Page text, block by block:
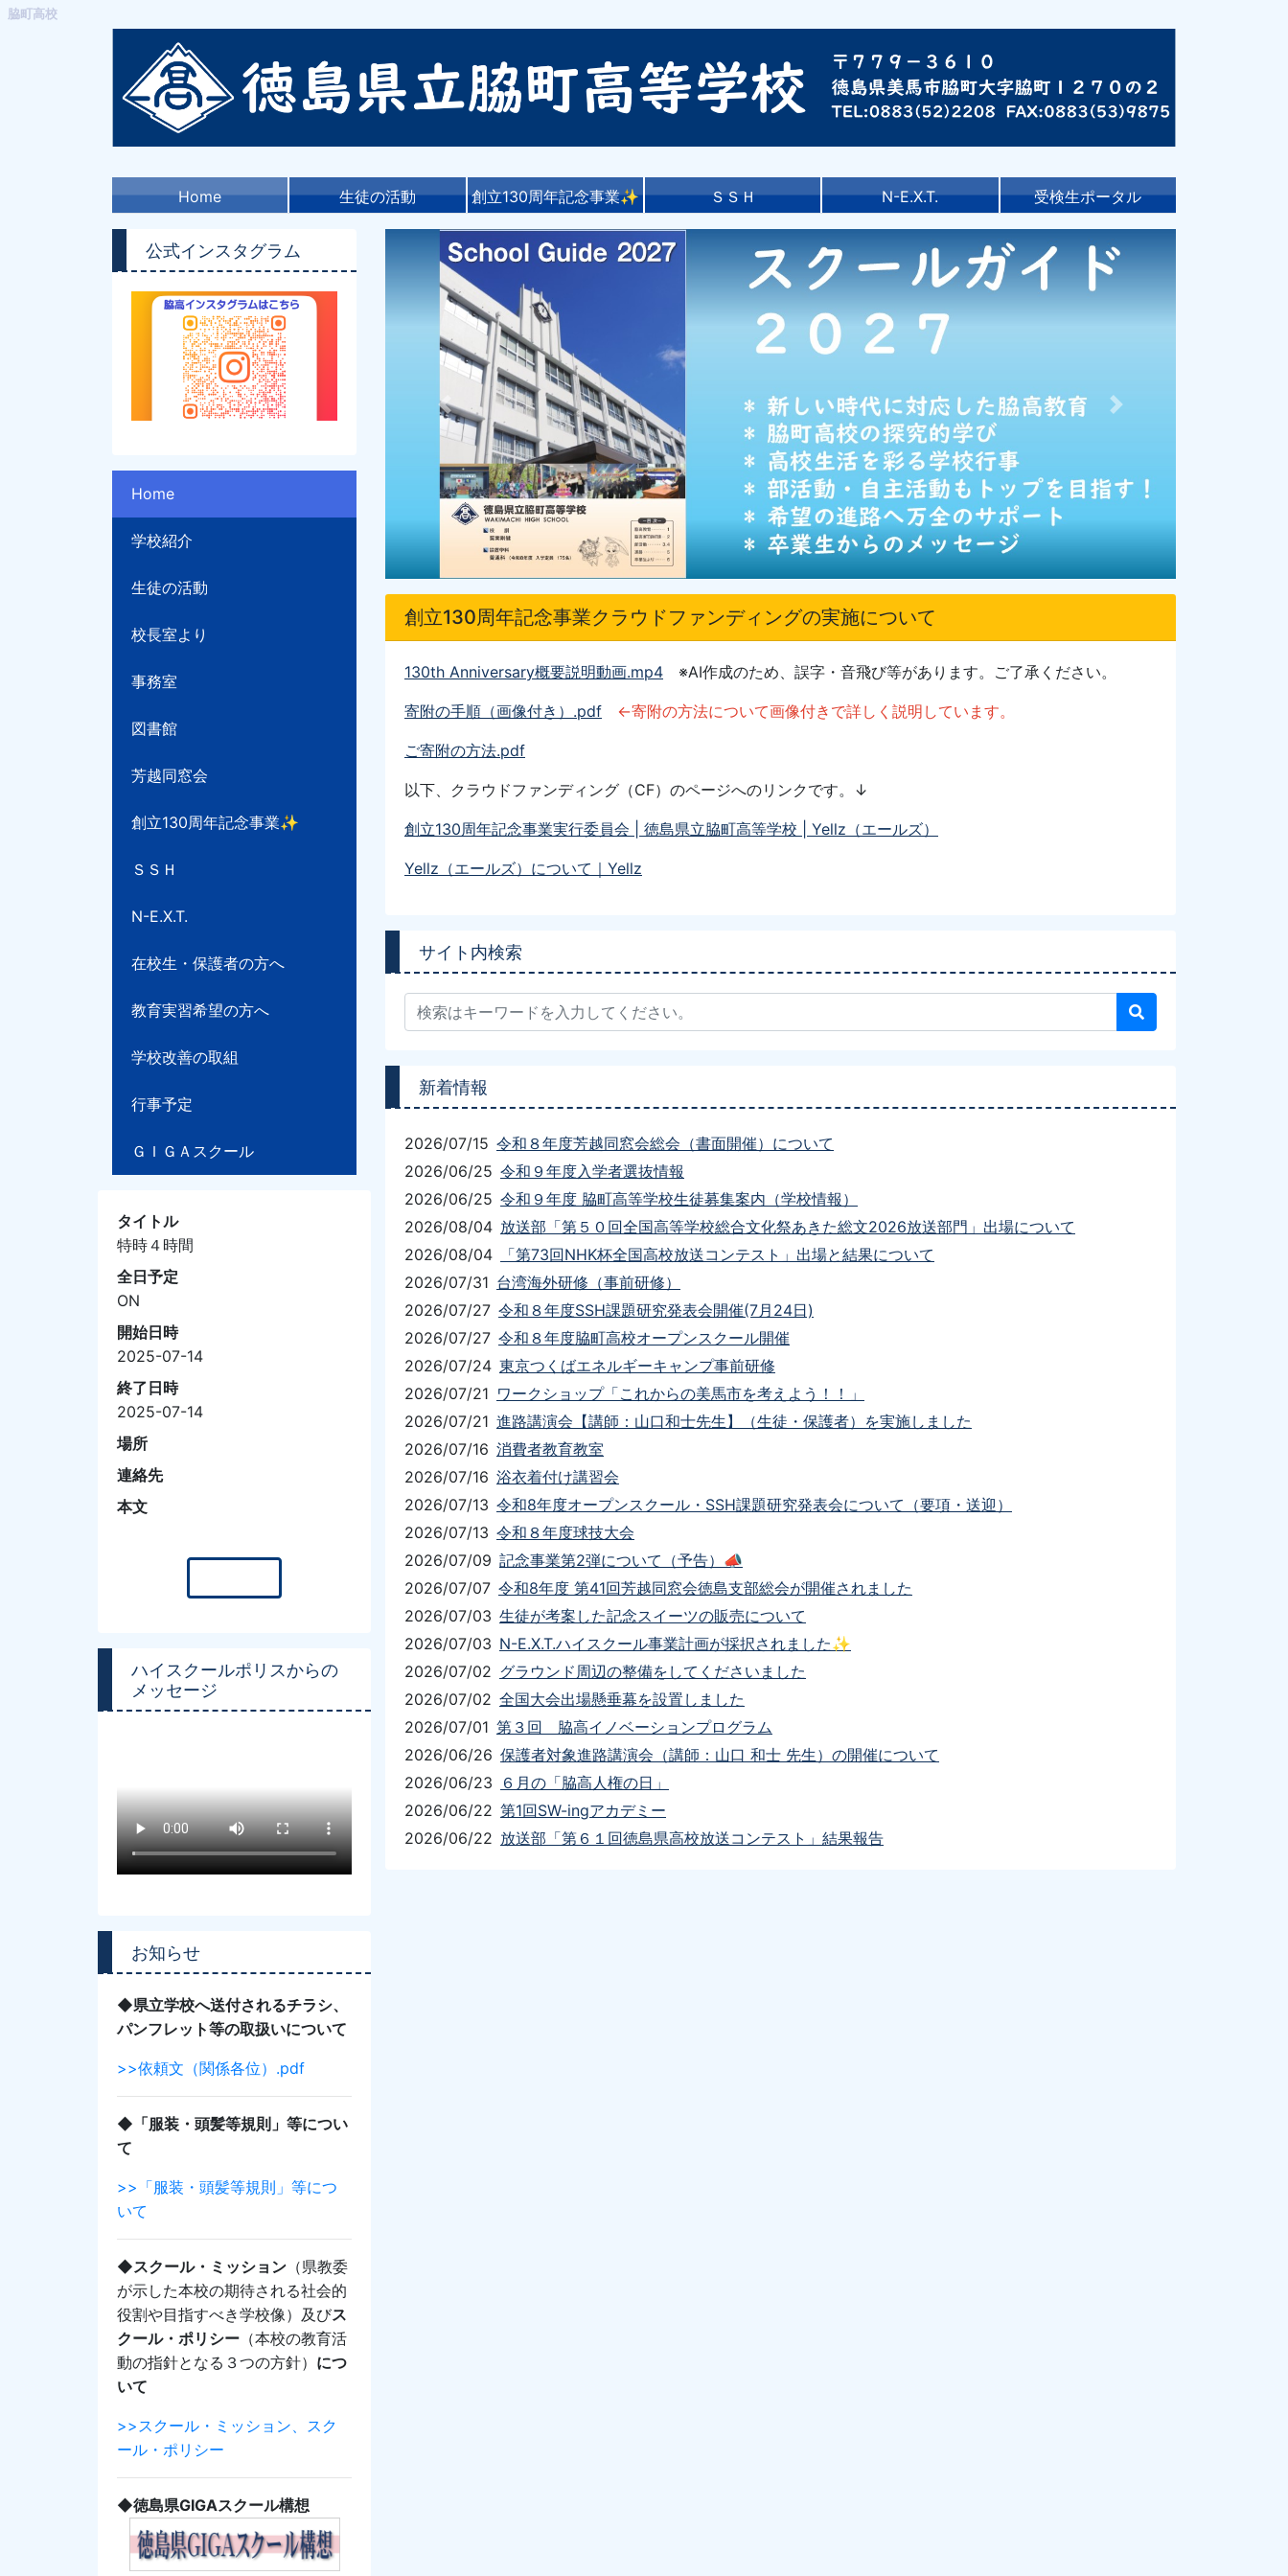
脇町高校
Home 生徒の活動 創立130周年記念事業✨ ＳＳＨ N-E.X.T. 受検生ポータル
公式インスタグラム
Home
学校紹介
生徒の活動
校長室より
事務室
図書館
芳越同窓会
創立130周年記念事業✨
ＳＳＨ
N-E.X.T.
在校生・保護者の方へ
教育実習希望の方へ
学校改善の取組
行事予定
ＧＩＧＡスクール
タイトル
特時４時間
全日予定
ON
開始日時
2025-07-14
終了日時
2025-07-14
場所
連絡先
本文
ハイスクールポリスからの
メッセージ
お知らせ
◆県立学校へ送付されるチラシ、
パンフレット等の取扱いについて
>>依頼文（関係各位）.pdf
◆「服装・頭髪等規則」等につい
て
>>「服装・頭髪等規則」等につ
いて
◆スクール・ミッション （県教委
が示した本校の期待される社会的
役割や目指すべき学校像）及びス
クール・ポリシー （本校の教育活
動の指針となる３つの方針） につ
いて
>>スクール・ミッション、スク
ール・ポリシー
◆徳島県GIGAスクール構想
Previous Next
創立130周年記念事業クラウドファンディングの実施について
130th Anniversary概要説明動画.mp4 ※AI作成のため、誤字・音飛び等があります。ご了承ください。
寄附の手順（画像付き）.pdf ←寄附の方法について画像付きで詳しく説明しています。
ご寄附の方法.pdf
以下、クラウドファンディング （CF） のページへのリンク です。↓
創立130周年記念事業実行委員会 | 徳島県立脇町高等学校 | Yellz（エールズ）
Yellz（エールズ）について｜Yellz
サイト内検索
新着情報
2026/07/15 令和８年度芳越同窓会総会（書面開催）について
2026/06/25 令和９年度入学者選抜情報
2026/06/25 令和９年度 脇町高等学校生徒募集案内（学校情報）
2026/08/04 放送部「第５０回全国高等学校総合文化祭あきた総文2026放送部門」出場について
2026/08/04
「第73回NHK杯全国高校放送コンテスト」出場と結果について
2026/07/31 台湾海外研修（事前研修）
2026/07/27 令和８年度SSH課題研究発表会開催(7月24日)
2026/07/27 令和８年度脇町高校オープンスクール開催
2026/07/24 東京つくばエネルギーキャンプ事前研修
2026/07/21 ワークショップ「これからの美馬市を考えよう！！」
2026/07/21 進路講演会【講師：山口和士先生】（生徒・保護者）を実施しました
2026/07/16 消費者教育教室
2026/07/16 浴衣着付け講習会
2026/07/13 令和8年度オープンスクール・SSH課題研究発表会について（要項・送迎）
2026/07/13 令和８年度球技大会
2026/07/09 記念事業第2弾について（予告）📣
2026/07/07 令和8年度 第41回芳越同窓会徳島支部総会が開催されました
2026/07/03 生徒が考案した記念スイーツの販売について
2026/07/03 N-E.X.T.ハイスクール事業計画が採択されました✨
2026/07/02 グラウンド周辺の整備をしてくださいました
2026/07/02 全国大会出場懸垂幕を設置しました
2026/07/01 第３回 脇高イノベーションプログラム
2026/06/26 保護者対象進路講演会（講師：山口 和士 先生）の開催について
2026/06/23
６月の「脇高人権の日」
2026/06/22 第1回SW-ingアカデミー
2026/06/22 放送部「第６１回徳島県高校放送コンテスト」結果報告